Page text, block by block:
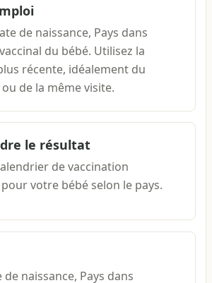
de naissance, Pays dans
du bébé. Utilisez la
récente, idéalement du
de la même visite.
le résultat
de vaccination
votre bébé selon le pays.
de naissance, Pays dans